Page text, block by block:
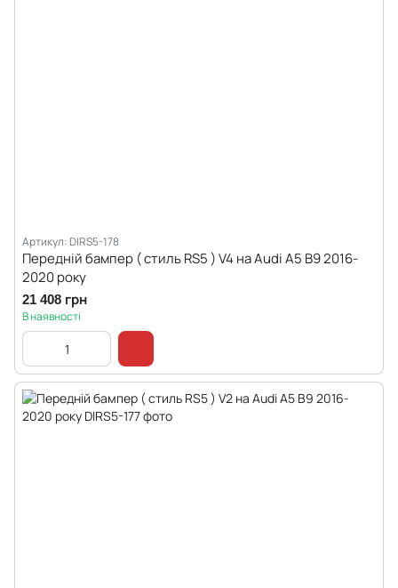
Артикул: DIRS5-178
Передній бампер ( стиль RS5 ) V4 на Audi A5 B9 2016-
2020 року
21 408 грн
В наявності